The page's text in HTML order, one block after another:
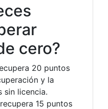
cero?
20 puntos
y la
sin licencia.
15 puntos